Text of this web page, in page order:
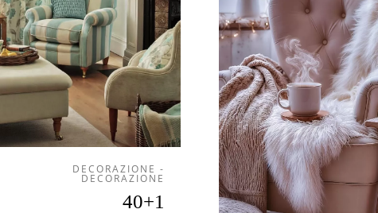
DECORAZIONE -
DECORAZIONE
40+1